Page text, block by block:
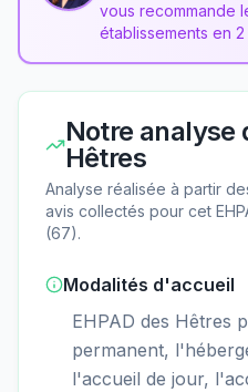
vous recommande
établissements en 2
Notre analyse
Hêtres
Analyse réalisée à partir
avis collectés pour cet
(67).
Modalités d'accueil
EHPAD des Hêtres
permanent,
l'accueil de jour,